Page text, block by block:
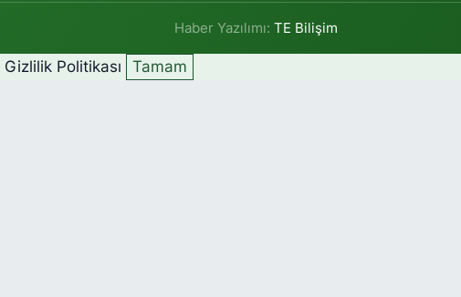
Haber Yazılımı:TE Bilişim
Gizlilik Politikası Tamam